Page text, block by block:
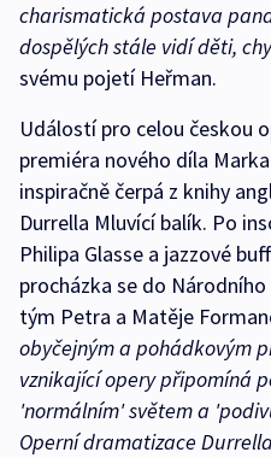
charismatická postava
dospělých stále vidí děti,
svému pojetí Heřman.
Událostí pro celou českou
premiéra nového díla
inspiračně čerpá z knihy
Durrella Mluvící balík. Po
Philipa Glasse a jazzové
procházka se do
tým Petra a Matěje
obyčejným a pohádkovým
vznikající opery připomíná
'normálním' světem a
Operní dramatizace